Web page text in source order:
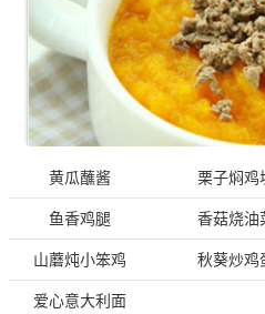
黄瓜蘸酱 栗子焖鸡
鱼香鸡腿 香菇烧油
山蘑炖小笨鸡 秋葵炒鸡
爱心意大利面